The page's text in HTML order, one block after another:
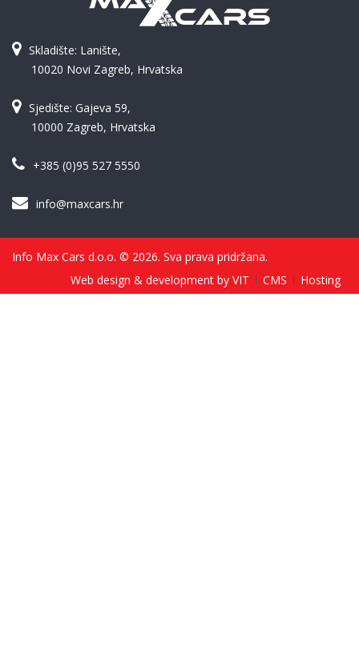
Skladište: Lanište,
10020 Novi Zagreb, Hrvatska
Sjedište: Gajeva 59,
10000 Zagreb, Hrvatska
+385 (0)95 527 5550
info@maxcars.hr
Info Max Cars d.o.o. © 2026. Sva prava pridržana.
Web design & development by VIT
CMS Hosting